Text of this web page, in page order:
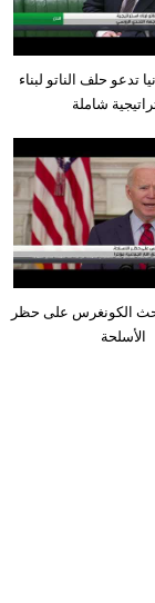
تدعو حلف الناتو لبناء
شاملة
الكونغرس على حظر
الأسلحة